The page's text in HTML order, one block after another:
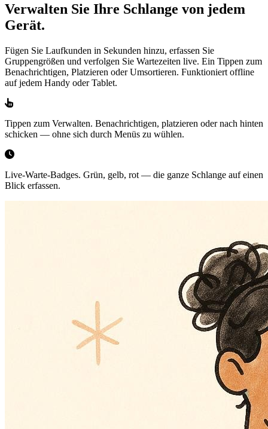
Verwalten Sie Ihre Schlange von jedem
Gerät.
Fügen Sie Laufkunden in Sekunden hinzu, erfassen Sie
Gruppengrößen und verfolgen Sie Wartezeiten live. Ein Tippen zum
Benachrichtigen, Platzieren oder Umsortieren. Funktioniert offline
auf jedem Handy oder Tablet.
Tippen zum Verwalten. Benachrichtigen, platzieren oder nach hinten
schicken — ohne sich durch Menüs zu wühlen.
Live-Warte-Badges. Grün, gelb, rot — die ganze Schlange auf einen
Blick erfassen.